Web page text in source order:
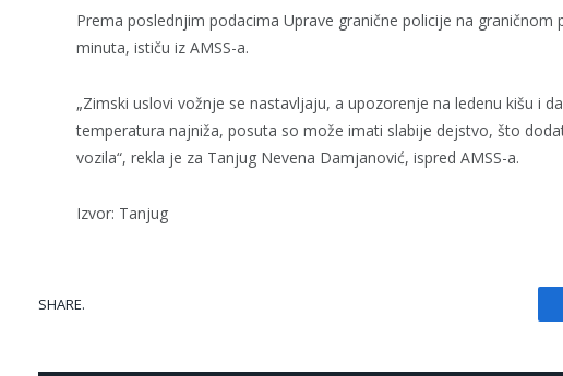
Prema poslednjim podacima Uprave granične policije na
minuta, ističu iz AMSS-a.
„Zimski uslovi vožnje se nastavljaju, a upozorenje na ledenu kišu i
temperatura najniža, posuta so može imati slabije dejstvo, što
vozila“, rekla je za Tanjug Nevena Damjanović, ispred AMSS-a.
Izvor: Tanjug
SHARE.